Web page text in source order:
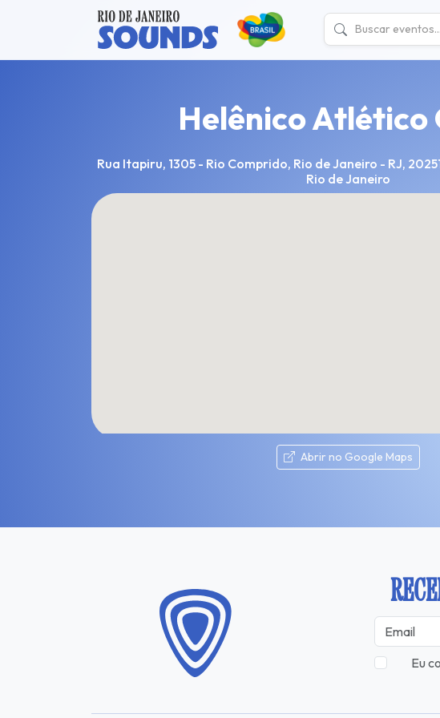
Helênico Atlético
Rua Itapiru, 1305 - Rio Comprido, Rio de Janeiro - RJ,
Rio de Janeiro
Abrir no Google Maps
Eu